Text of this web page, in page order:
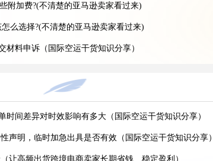
附加费?(不清楚的亚马逊卖家看过来)
么选择?(不清楚的亚马逊卖家看过来)
材料申诉（国际空运干货知识分享）
是多少?(国际空运干货知识分享)
些关键信息（国际空运干货知识分享）
场（国际空运干货知识分享）
么定价（国际空运干货知识分享）
时间差异对时效影响有多大（国际空运干货知识分享）
声明，临时加急出具是否有效（国际空运干货知识分享）
让高频出货跨境电商卖家长期省钱、稳定盈利）